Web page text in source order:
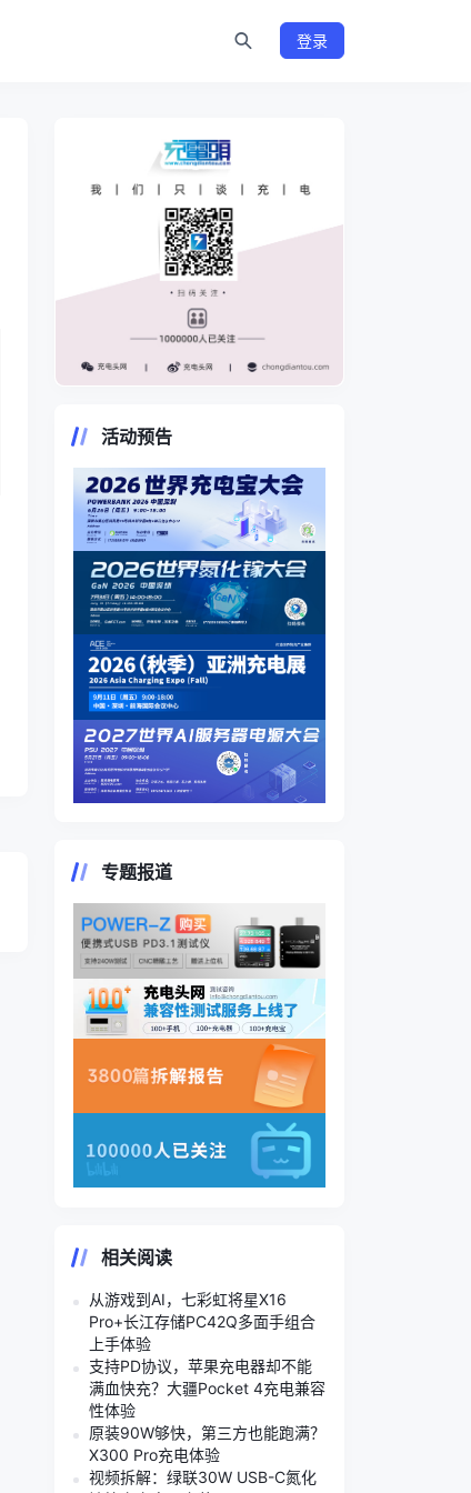
登录
活动预告
专题报道
相关阅读
从游戏到AI，七彩虹将星X16
Pro+长江存储PC42Q多面手组合
上手体验
支持PD协议，苹果充电器却不能
满血快充？大疆Pocket 4充电兼容
性体验
原装90W够快，第三方也能跑满？
X300 Pro充电体验
视频拆解：绿联30W USB-C氮化